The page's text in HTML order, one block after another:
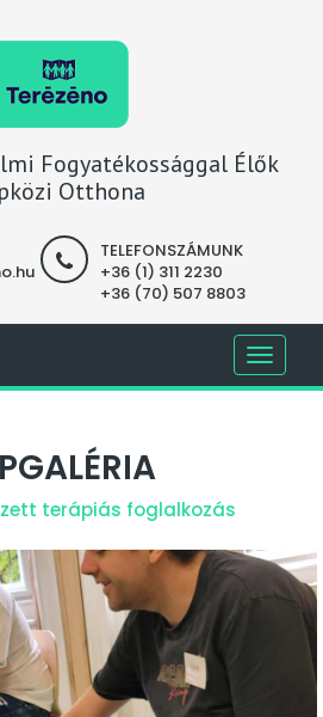
Fogyatékossággal Élők
Otthona
TELEFONSZÁMUNK
+36 (1) 311 2230
+36 (70) 507 8803
Toggle
terápiás foglalkozás